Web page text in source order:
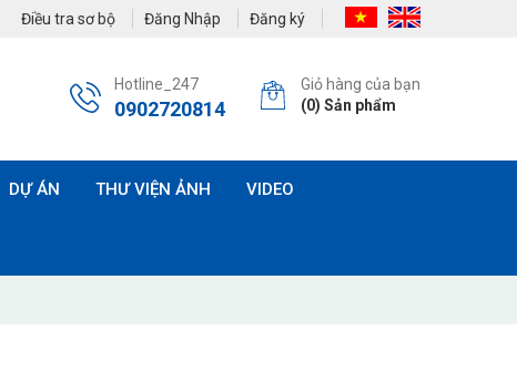
Điều tra sơ bộ Đăng Nhập Đăng ký
Giỏ hàng của bạn
(0) Sản phẩm
Hotline_247
0902720814
DỰ ÁN THƯ VIỆN ẢNH VIDEO